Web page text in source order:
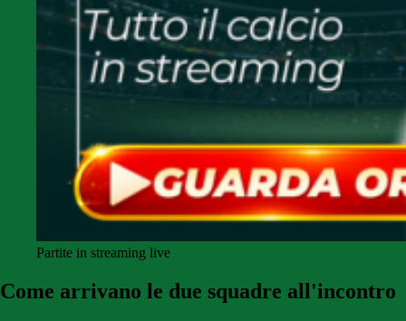
Partite in streaming live
Come arrivano le due squadre all'incontro